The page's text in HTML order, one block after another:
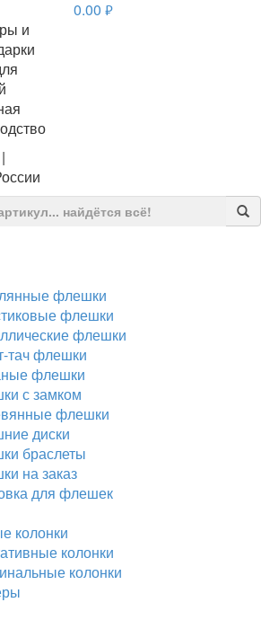
и
0.00 руб.
флешки
флешки
флешки
тач флешки
флешки
с замком
флешки
диски
браслеты
на заказ
для флешек
колонки
колонки
колонки